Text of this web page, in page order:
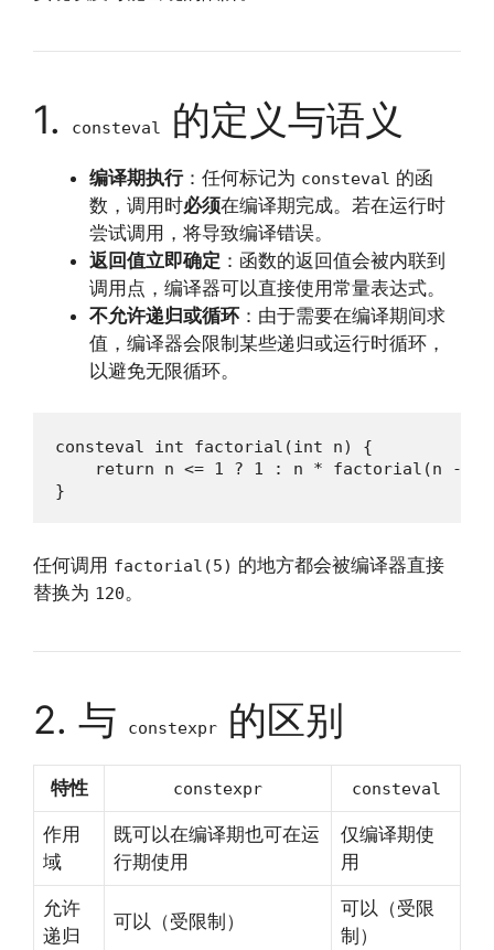
1. consteval 的定义与语义
编译期执行：任何标记为 consteval 的函
数，调用时必须在编译期完成。若在运行时
尝试调用，将导致编译错误。
返回值立即确定 ：函数的返回值会被内联到
调用点，编译器可以直接使用常量表达式。
不允许递归或循环：由于需要在编译期间求
值，编译器会限制某些递归或运行时循环，
以避免无限循环。
consteval int factorial(int n) {
return n <= 1 ? 1 : n * factorial(n -
}
任何调用 factorial(5) 的地方都会被编译器直接
替换为 120。
2. 与 constexpr 的区别
特性 constexpr consteval
作用
域
既可以在编译期也可在运
行期使用
仅编译期使
用
允许
递归
可以（受限制）
可以（受限
制）